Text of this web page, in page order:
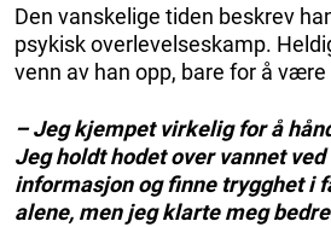
Den vanskelige tiden beskrev
psykisk overlevelseskamp.
venn av han opp, bare for å
– Jeg kjempet virkelig for å
Jeg holdt hodet over vannet
informasjon og finne trygghet i
alene, men jeg klarte meg